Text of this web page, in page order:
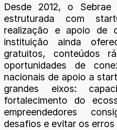
Desde 2012, o
estruturada com
realização e apoio de
instituição ainda
gratuitos, conteúdos
oportunidades de
nacionais de apoio a
grandes eixos:
fortalecimento do
empreendedores
desafios e evitar os erros